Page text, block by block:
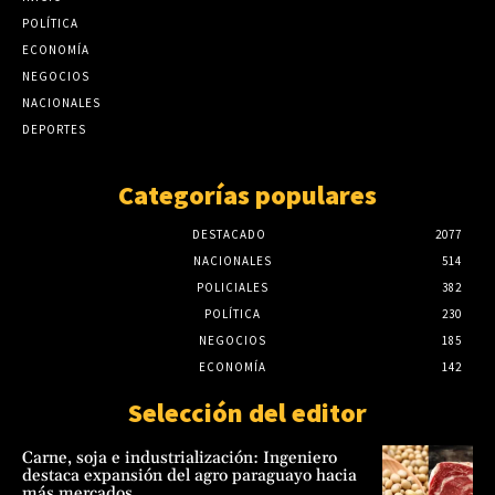
POLÍTICA
ECONOMÍA
NEGOCIOS
NACIONALES
DEPORTES
Categorías populares
DESTACADO
2077
NACIONALES
514
POLICIALES
382
POLÍTICA
230
NEGOCIOS
185
ECONOMÍA
142
Selección del editor
Carne, soja e industrialización: Ingeniero
destaca expansión del agro paraguayo hacia